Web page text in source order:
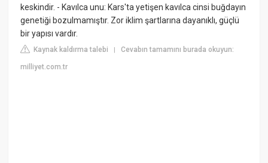
keskindir. - Kavılca unu: Kars'ta yetişen kavılca cinsi buğdayın
genetiği bozulmamıştır. Zor iklim şartlarına dayanıklı, güçlü
bir yapısı vardır.
Kaynak kaldırma talebi |Cevabın tamamını burada okuyun:
milliyet.com.tr